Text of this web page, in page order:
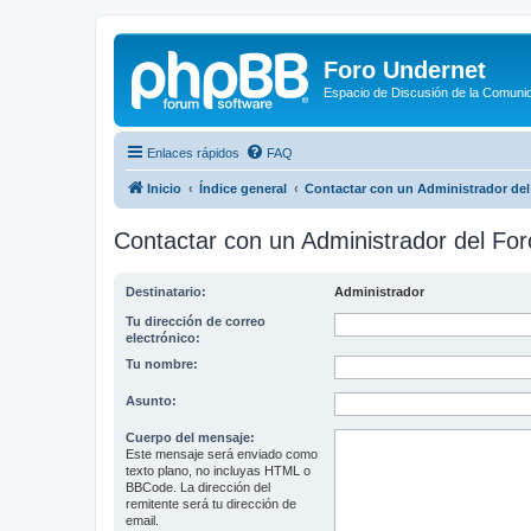
Foro Undernet
Espacio de Discusión de la
Enlaces rápidos FAQ
Inicio Índice general Contactar con un Administrador
Contactar con un Administrador del
Destinatario: Administrador
Tu dirección de correo
electrónico:
Tu nombre:
Asunto:
Cuerpo del mensaje:
Este mensaje será enviado como
texto plano, no incluyas HTML o
BBCode. La dirección del
remitente será tu dirección de
email.